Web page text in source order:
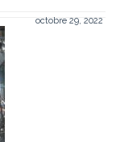
octobre 29, 2022